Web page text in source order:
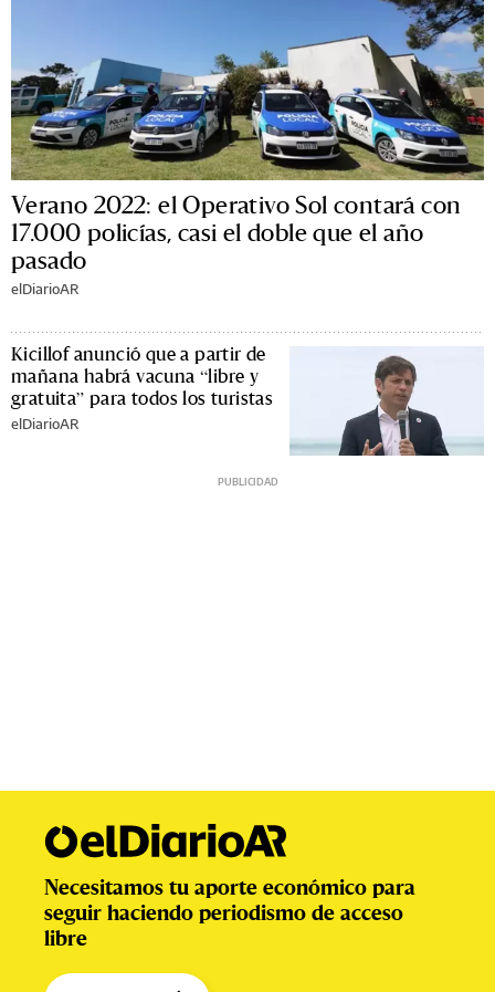
Verano 2022: el Operativo Sol contará con
17.000 policías, casi el doble que el año
pasado
elDiarioAR
Kicillof anunció que a partir de
mañana habrá vacuna “libre y
gratuita” para todos los turistas
elDiarioAR
Necesitamos tu aporte económico para
seguir haciendo periodismo de acceso
libre